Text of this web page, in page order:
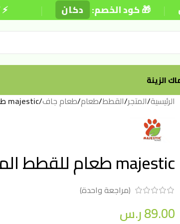
⚡ 🎁 كود الخصم: دكان |
الزينة
الرئيسية/المتجر/القطط/طعام/طعام جاف/majestic طعام للقطط المعقمة 3 كيلو
majestic طعام للقطط المعقمة 3 كيلو
(مراجعة واحدة)
89.00ر.س